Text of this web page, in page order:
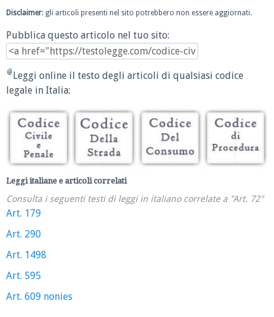
Disclaimer: gli articoli presenti nel sito potrebbero non essere aggiornati.
Pubblica questo articolo nel tuo sito:
Leggi online il testo degli articoli di qualsiasi codice
legale in Italia:
Leggi italiane e articoli correlati
Consulta i seguenti testi di leggi in italiano correlate a "Art. 72"
Art. 179
Art. 290
Art. 1498
Art. 595
Art. 609 nonies